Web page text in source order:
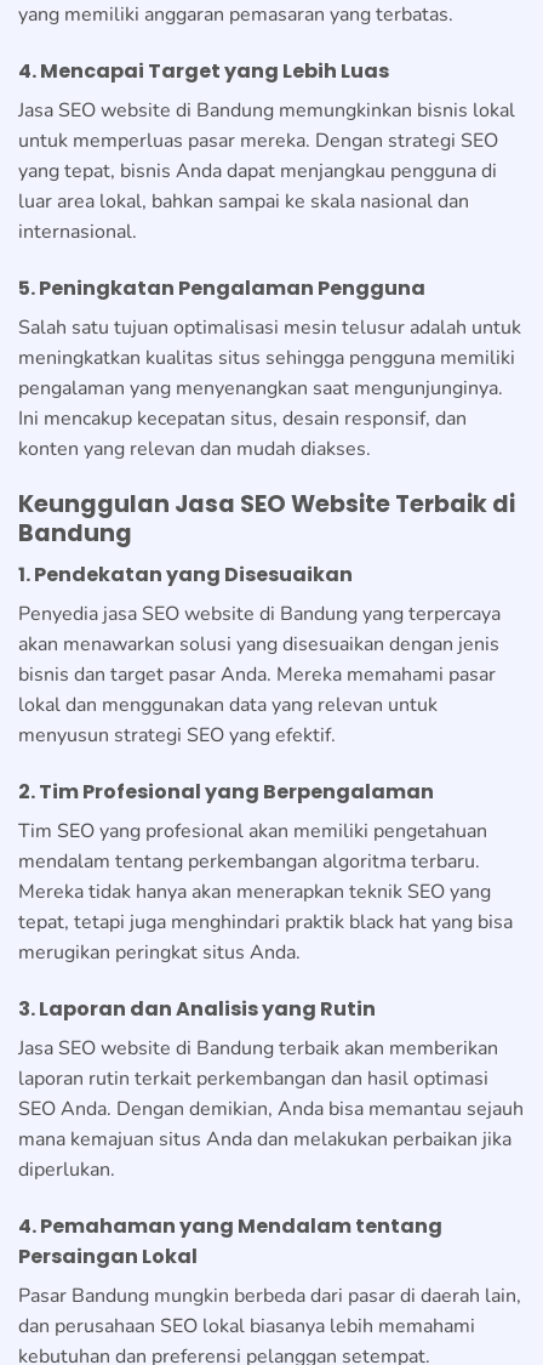
yang memiliki anggaran pemasaran yang terbatas.
4. Mencapai Target yang Lebih Luas
Jasa SEO website di Bandung memungkinkan bisnis lokal
untuk memperluas pasar mereka. Dengan strategi SEO
yang tepat, bisnis Anda dapat menjangkau pengguna di
luar area lokal, bahkan sampai ke skala nasional dan
internasional.
5. Peningkatan Pengalaman Pengguna
Salah satu tujuan optimalisasi mesin telusur adalah untuk
meningkatkan kualitas situs sehingga pengguna memiliki
pengalaman yang menyenangkan saat mengunjunginya.
Ini mencakup kecepatan situs, desain responsif, dan
konten yang relevan dan mudah diakses.
Keunggulan Jasa SEO Website Terbaik di
Bandung
1. Pendekatan yang Disesuaikan
Penyedia jasa SEO website di Bandung yang terpercaya
akan menawarkan solusi yang disesuaikan dengan jenis
bisnis dan target pasar Anda. Mereka memahami pasar
lokal dan menggunakan data yang relevan untuk
menyusun strategi SEO yang efektif.
2. Tim Profesional yang Berpengalaman
Tim SEO yang profesional akan memiliki pengetahuan
mendalam tentang perkembangan algoritma terbaru.
Mereka tidak hanya akan menerapkan teknik SEO yang
tepat, tetapi juga menghindari praktik black hat yang bisa
merugikan peringkat situs Anda.
3. Laporan dan Analisis yang Rutin
Jasa SEO website di Bandung terbaik akan memberikan
laporan rutin terkait perkembangan dan hasil optimasi
SEO Anda. Dengan demikian, Anda bisa memantau sejauh
mana kemajuan situs Anda dan melakukan perbaikan jika
diperlukan.
4. Pemahaman yang Mendalam tentang
Persaingan Lokal
Pasar Bandung mungkin berbeda dari pasar di daerah lain,
dan perusahaan SEO lokal biasanya lebih memahami
kebutuhan dan preferensi pelanggan setempat.